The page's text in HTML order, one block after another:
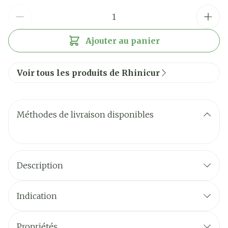
Ajouter au panier
Voir tous les produits de Rhinicur
Méthodes de livraison disponibles
Description
Indication
Infections causées par des végétations adénoïdes